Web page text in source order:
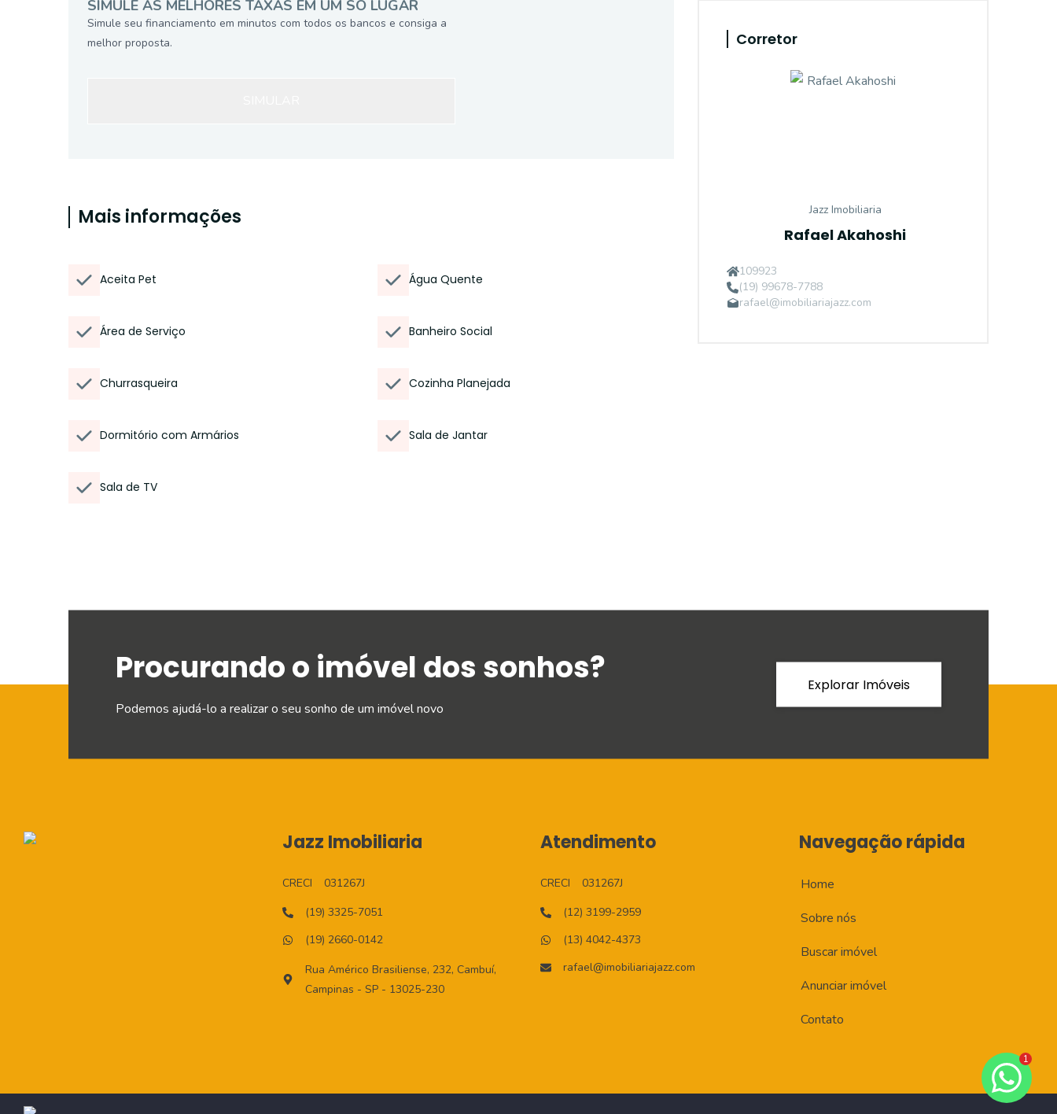
SIMULE AS MELHORES TAXAS EM UM SÓ LUGAR
Simule seu financiamento em minutos com todos os bancos e consiga a
melhor proposta.
Mais informações
Aceita Pet Água Quente
Área de Serviço Banheiro Social
Churrasqueira Cozinha Planejada
Dormitório com Armários Sala de Jantar
Sala de TV
Corretor
Jazz Imobiliaria
Rafael Akahoshi
109923
(19) 99678-7788
rafael@imobiliariajazz.com
Procurando o imóvel dos sonhos?
Podemos ajudá-lo a realizar o seu sonho de um imóvel novo
Explorar Imóveis
Jazz Imobiliaria
CRECI
031267J
(19) 3325-7051
(19) 2660-0142
Rua Américo Brasiliense, 232, Cambuí,
Campinas - SP - 13025-230
Atendimento
CRECI
031267J
(12) 3199-2959
(13) 4042-4373
rafael@imobiliariajazz.com
Navegação rápida
Home
Sobre nós
Buscar imóvel
Anunciar imóvel
Contato
1